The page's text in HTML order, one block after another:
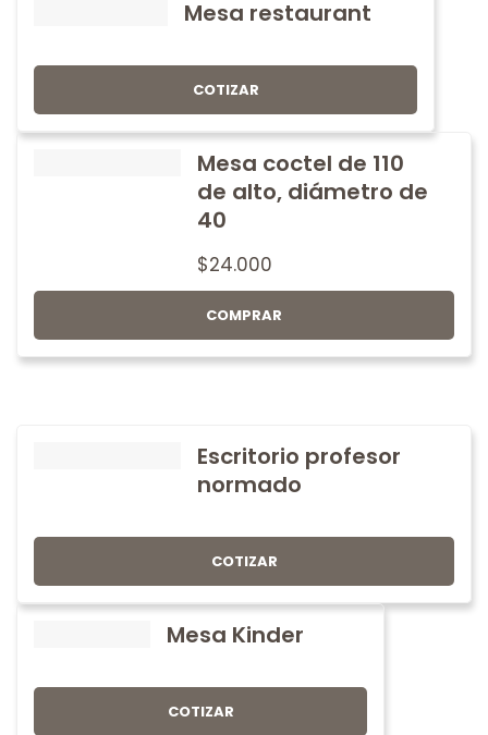
Mesa restaurant
COTIZAR
Mesa coctel de 110
de alto, diámetro de
40
$24.000
COMPRAR
Escritorio profesor
normado
COTIZAR
Mesa Kinder
COTIZAR